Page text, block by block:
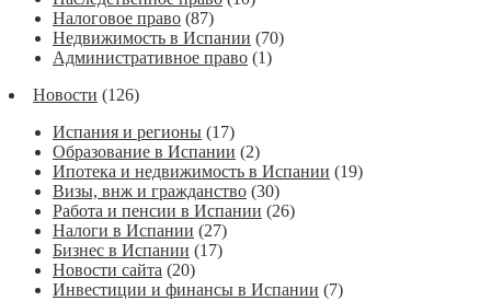
Налоговое право (87)
Недвижимость в Испании (70)
Административное право (1)
Новости (126)
Испания и регионы (17)
Образование в Испании (2)
Ипотека и недвижимость в Испании (19)
Визы, внж и гражданство (30)
Работа и пенсии в Испании (26)
Налоги в Испании (27)
Бизнес в Испании (17)
Новости сайта (20)
Инвестиции и финансы в Испании (7)